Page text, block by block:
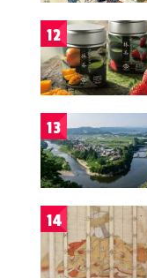
12
13
14